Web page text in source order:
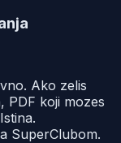
Ako zelis
PDF koji mozes
SuperClubom.